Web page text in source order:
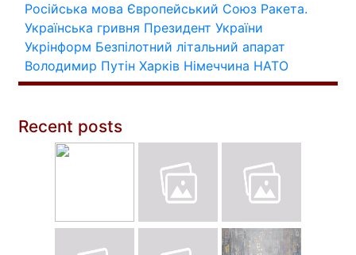
Російська мова Європейський Союз Ракета.
Українська гривня Президент України
Укрінформ Безпілотний літальний апарат
Володимир Путін Харків Німеччина НАТО
Recent posts